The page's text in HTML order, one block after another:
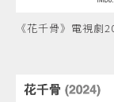
《花千骨》電視劇